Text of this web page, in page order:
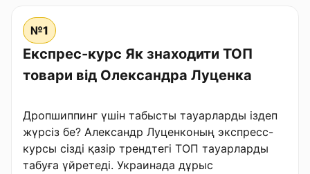
№1
Експрес-курс Як знаходити ТОП
товари від Олександра Луценка
Дропшиппинг үшін табысты тауарларды іздеп
жүрсіз бе? Александр Луценконың экспресс-
курсы сізді қазір трендтегі ТОП тауарларды
табуға үйретеді. Украинада дұрыс